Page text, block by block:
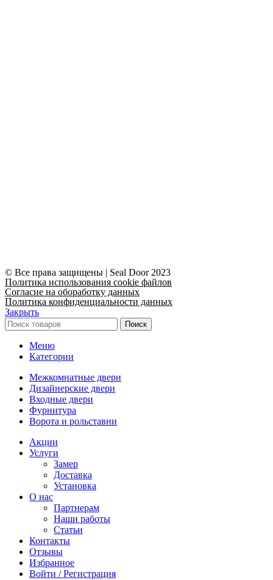
© Все права защищены | Seal Door 2023
Политика использования cookie файлов
Согласие на обоработку данных
Политика конфиденциальности данных
Закрыть
Поиск
Меню
Категории
Межкомнатные двери
Дизайнерские двери
Входные двери
Фурнитура
Ворота и рольставни
Акции
Услуги
Замер
Доставка
Установка
О нас
Партнерам
Наши работы
Статьи
Контакты
Отзывы
Избранное
Войти / Регистрация